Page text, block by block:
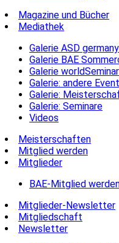
Magazine und Bücher
Mediathek
Galerie ASD
Galerie BAE
Galerie
Galerie: andere
Galerie:
Galerie: Seminare
Videos
Meisterschaften
Mitglied werden
Mitglieder
BAE-Mitglied
Mitglieder-Newsletter
Mitgliedschaft
Newsletter